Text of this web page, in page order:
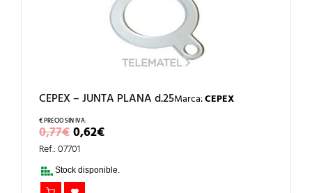
CEPEX – JUNTA PLANA d.25
0,77€EL
PRECIO
ORIGINAL
ERA:
0,77€.
0,62€EL
PRECIO
ES:
0,62€.
Marca:CEPEX
Ref.: 07701
Stock disponible.